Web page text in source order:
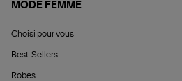
MODE FEMME
Choisi pour vous
Best-Sellers
Robes